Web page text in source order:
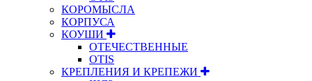
КОРОМЫСЛА
КОРПУСА
КОУШИ
ОТЕЧЕСТВЕННЫЕ
OTIS
КРЕПЛЕНИЯ И КРЕПЕЖИ